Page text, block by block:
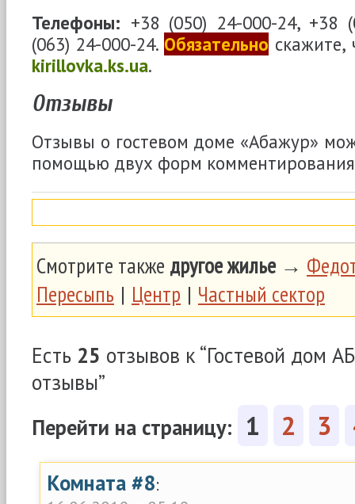
Телефоны: +38 (050) 24-000-24, +38
(063) 24-000-24. Обязательно скажите,
kirillovka.ks.ua.
Отзывы
Отзывы о гостевом доме «Абажур»
помощью двух форм
Смотрите также другое жилье→
Пересыпь | Центр | Частный сектор
Есть 25 отзывов к “Гостевой дом
отзывы”
Перейти на страницу: 1 2 3
Комната #8: